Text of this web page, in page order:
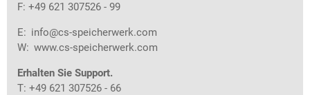
F: +49 621 307526 - 99
E: info@cs-speicherwerk.com
W: www.cs-speicherwerk.com
Erhalten Sie Support.
T: +49 621 307526 - 66